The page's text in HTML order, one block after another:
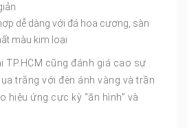
dễ dàng với đá hoa cương, sàn
màu kim loại
TP.HCM cũng đánh giá cao sự
trắng với đèn ánh vàng và trần
hiệu ứng cực kỳ “ăn hình” và